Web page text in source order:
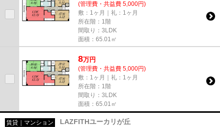
(管理費・共益費 5,000円)
敷：1ヶ月｜礼：1ヶ月
所在階：1階
間取り：3LDK
面積：65.01㎡
8万円
(管理費・共益費 5,000円)
敷：1ヶ月｜礼：1ヶ月
所在階：1階
間取り：3LDK
面積：65.01㎡
賃貸｜マンション LAZFITHユーカリが丘